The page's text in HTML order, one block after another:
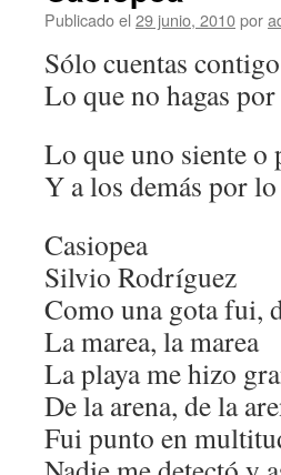
Publicado el 29 junio, 2010por
Sólo cuentas
Lo que no hagas
Lo que uno siente o
Y a los demás por
Casiopea
Silvio Rodríguez
Como una gota fui,
La marea, la marea
La playa me hizo
De la arena, de la
Fui punto en